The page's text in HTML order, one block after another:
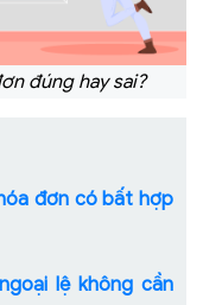
đúng hay sai?
đơn có bất hợp
lệ không cần